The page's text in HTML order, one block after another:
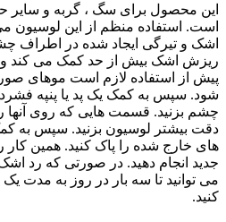
این محصول برای سگ ، گربه و سایر
است. استفاده منظم از این لوسیون می
اشک و تیرگی ایجاد شده در اطراف
ریزش اشک بیش از حد کمک می کند و
پیش از استفاده لازم است موهای
شود. سپس به کمک یک پد یا پنپه
چشم بزنید. قسمت هایی که روی آنها
دقت بیشتر لوسیون بزنید. سپس به کمک
های خارج شده را پاک کنید. همین
جدید انجام دهید. در صورتی که رد
می توانید تا سه بار در روز به مدت
کنید.